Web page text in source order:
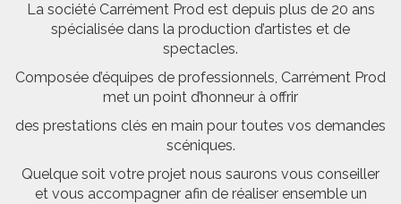
La société Carrément Prod est depuis plus de 20 ans
spécialisée dans la production d’artistes et de
spectacles.
Composée d’équipes de professionnels, Carrément Prod
met un point d’honneur à offrir
des prestations clés en main pour toutes vos demandes
scéniques.
Quelque soit votre projet nous saurons vous conseiller
et vous accompagner afin de réaliser ensemble un